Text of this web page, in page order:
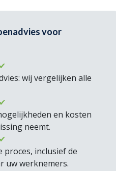
voor
✔
wij vergelijken alle
✔
en kosten
neemt.
✔
proces, inclusief de
uw werknemers.